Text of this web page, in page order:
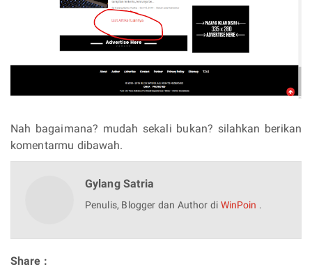
Nah bagaimana? mudah sekali bukan? silahkan berikan
komentarmu dibawah.
Gylang Satria
Penulis, Blogger dan Author di WinPoin .
Share :